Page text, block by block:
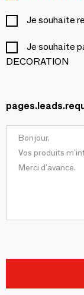
Je souhaite
Je souhaite
DECORATION